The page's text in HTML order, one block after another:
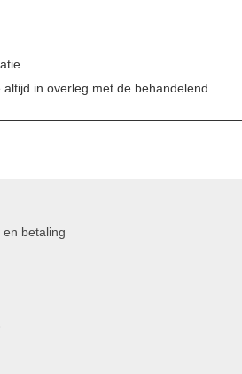
in overleg met de behandelend
betaling